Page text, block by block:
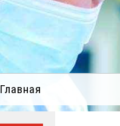
Главная